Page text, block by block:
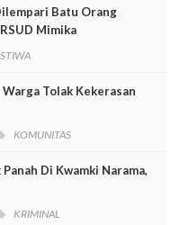
Batu Orang
Mimika
Tolak Kekerasan
KOMUNITAS
Di Kwamki Narama,
KRIMINAL